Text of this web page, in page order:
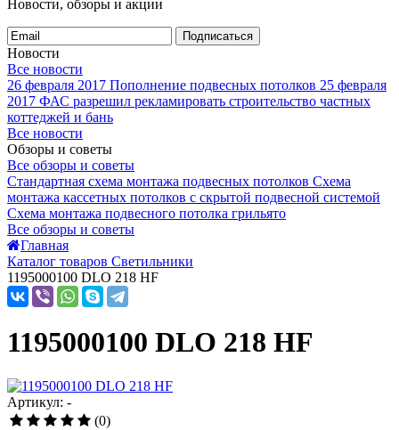
Новости, обзоры и акции
Подписаться
Новости
Все новости
26 февраля 2017 Пополнение подвесных потолков 25 февраля
2017 ФАС разрешил рекламировать строительство частных
коттеджей и бань
Все новости
Обзоры и советы
Все обзоры и советы
Стандартная схема монтажа подвесных потолков Схема
монтажа кассетных потолков с скрытой подвесной системой
Схема монтажа подвесного потолка грильято
Все обзоры и советы
Главная
Каталог товаров Светильники
1195000100 DLO 218 HF
1195000100 DLO 218 HF
Артикул: -
(0)